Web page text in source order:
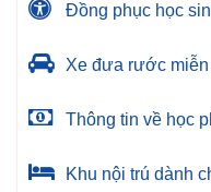
Đồng phục học
Xe đưa rước
Thông tin về học
Khu nội trú dành